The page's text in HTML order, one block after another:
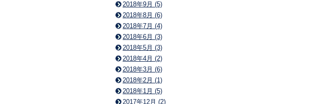
2018年9月 (5)
2018年8月 (6)
2018年7月 (4)
2018年6月 (3)
2018年5月 (3)
2018年4月 (2)
2018年3月 (6)
2018年2月 (1)
2018年1月 (5)
2017年12月 (2)